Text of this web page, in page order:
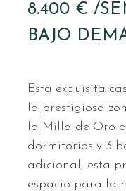
8.400 € /
BAJO
Esta exquisita
la prestigiosa
la Milla de Oro
dormitorios y 3
adicional, esta
espacio para la